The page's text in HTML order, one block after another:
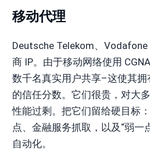
移动代理
Deutsche Telekom、
商 IP。由于移动网络使用
数千名真实用户共享–这使其
的信任分数。它们很贵，对大
性能过剩。把它们留给硬目标
点、金融服务抓取，以及“弱一
自动化。